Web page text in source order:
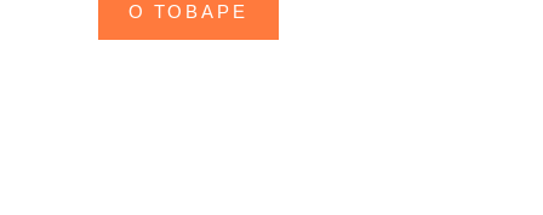
О ТОВАРЕ